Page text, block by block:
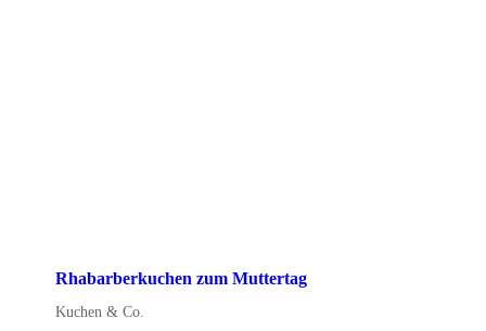
Rhabarberkuchen zum Muttertag
Kuchen & Co.